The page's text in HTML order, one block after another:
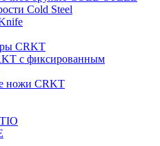
Cold Steel
CRKT
с фиксированным
ножи CRKT